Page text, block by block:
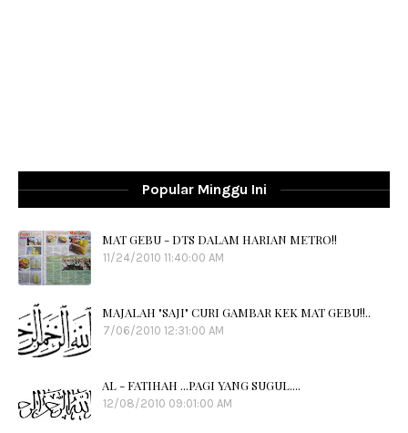
Popular Minggu Ini
MAT GEBU - DTS DALAM HARIAN METRO!!
11/24/2010 11:40:00 AM
MAJALAH "SAJI" CURI GAMBAR KEK MAT GEBU!!..
7/06/2010 12:31:00 AM
AL - FATIHAH ...PAGI YANG SUGUL....
12/08/2010 09:01:00 AM